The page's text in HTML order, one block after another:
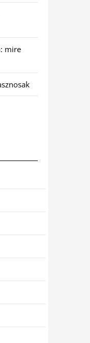
mire